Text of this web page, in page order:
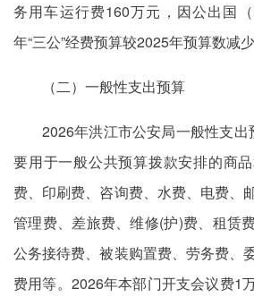
务用车运行费160万元，因公出国
年“三公”经费预算较2025年预算数减少
（二）一般性支出预算
2026年洪江市公安局一般性支
要用于一般公共预算拨款安排的商
费、印刷费、咨询费、水费、电费、
管理费、差旅费、维修(护)费、租赁
公务接待费、被装购置费、劳务费、
费用等。2026年本部门开支会议费1